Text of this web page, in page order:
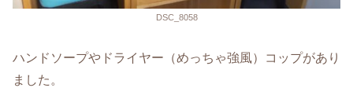
DSC_8058
ハンドソープやドライヤー（めっちゃ強風）コップがあり
ました。